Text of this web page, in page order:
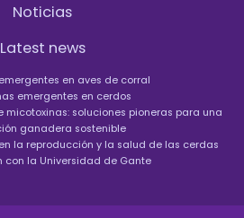
Noticias
Latest news
en aves de corral
emergentes en cerdos
micotoxinas: soluciones pioneras para una
ganadera sostenible
la reproducción y la salud de las cerdas
con la Universidad de Gante